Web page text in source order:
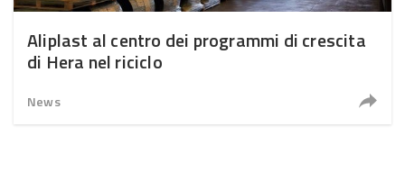
Aliplast al centro dei programmi di crescita
di Hera nel riciclo
News